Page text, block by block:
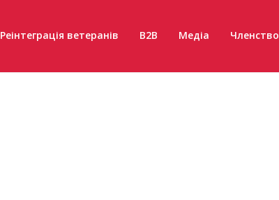
Реінтеграція ветеранів B2B Медіа Членство